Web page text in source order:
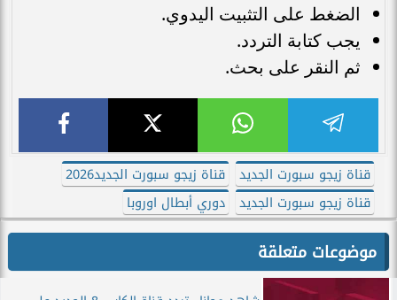
الضغط على التثبيت اليدوي.
يجب كتابة التردد.
ثم النقر على بحث.
قناة زيجو سبورت الجديد
قناة زيجو سبورت الجديد2026
قناة زيجو سبورت الجديد
دوري أبطال اوروبا
موضوعات متعلقة